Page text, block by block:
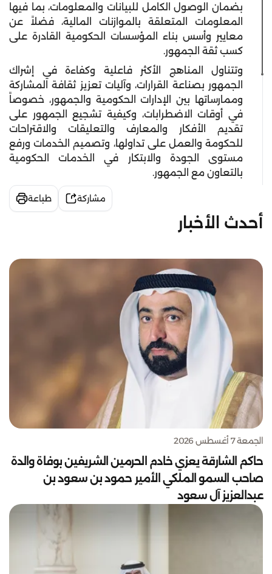
بضمان الوصول الكامل للبيانات والمعلومات، بما فيها
المعلومات المتعلقة بالموازنات المالية، فضلاً عن
معايير وأسس بناء المؤسسات الحكومية القادرة على
كسب ثقة الجمهور.
وتتناول المناهج الأكثر فاعلية وكفاءة في إشراك
الجمهور بصناعة القرارات، وآليات تعزيز ثقافة المشاركة
وممارساتها بين الإدارات الحكومية والجمهور، خصوصاً
في أوقات الاضطرابات، وكيفية تشجيع الجمهور على
تقديم الأفكار والمعارف والتعليقات والاقتراحات
للحكومة والعمل على تداولها، وتصميم الخدمات ورفع
مستوى الجودة والابتكار في الخدمات الحكومية
بالتعاون مع الجمهور.
مشاركة طباعة
أحدث الأخبار
الجمعة 7 أغسطس 2026
حاكم الشارقة يعزي خادم الحرمين الشريفين بوفاة والدة
صاحب السمو الملكي الأمير حمود بن سعود بن
عبدالعزيز آل سعود